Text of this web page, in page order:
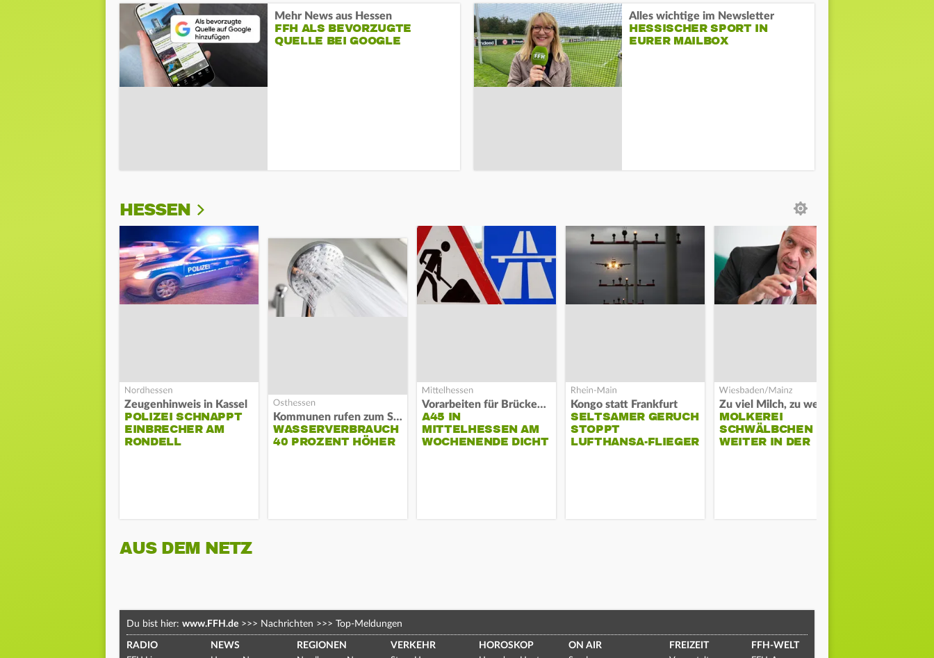
Mehr News aus Hessen
FFH ALS BEVORZUGTE
QUELLE BEI GOOGLE
Alles wichtige im Newsletter
HESSISCHER SPORT IN
EURER MAILBOX
HESSEN
Zeugenhinweis in Kassel
POLIZEI SCHNAPPT
EINBRECHER AM
RONDELL
Kommunen rufen zum Sparen auf
WASSERVERBRAUCH
40 PROZENT HÖHER
Vorarbeiten für Brücken-Neubau
A45 IN
MITTELHESSEN AM
WOCHENENDE DICHT
Kongo statt Frankfurt
SELTSAMER GERUCH
STOPPT
LUFTHANSA-FLIEGER
MOLKEREI
SCHWÄLBCHEN
WEITER IN DER
AUS DEM NETZ
Du bist hier: www.FFH.de >>> Nachrichten >>> Top-Meldungen
RADIO NEWS REGIONEN VERKEHR HOROSKOP ON AIR FREIZEIT FFH-WELT